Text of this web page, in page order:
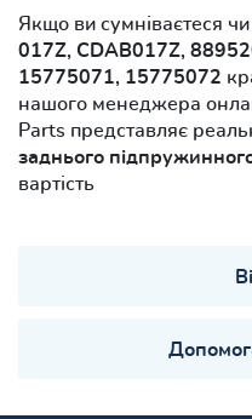
Якщо ви сумніваєтеся чи
017Z, CDAB017Z,
15775071, 15775072
нашого менеджера
Parts представляє
заднього
вартість